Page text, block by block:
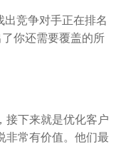
竞争对手正在排名
了你还需要覆盖的所
接下来就是优化客户
非常有价值。他们最